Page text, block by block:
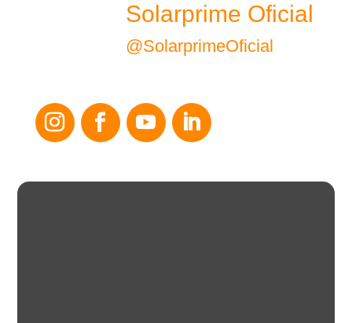
Solarprime Oficial
@SolarprimeOficial